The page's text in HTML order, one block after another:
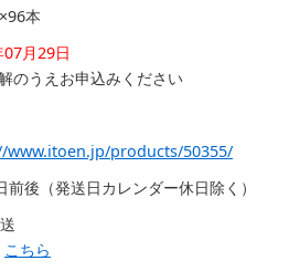
本
月29日
のうえお申込みください
www.itoen.jp/products/50355/
前後（発送日カレンダー休日除く）
こちら